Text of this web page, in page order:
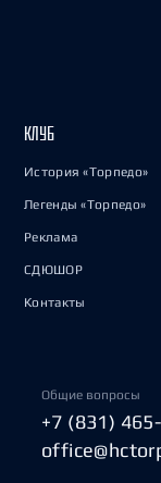
КЛУБ
История «Торпедо»
Легенды «Торпедо»
Реклама
СДЮШОР
Контакты
Общие вопросы
+7 (831)